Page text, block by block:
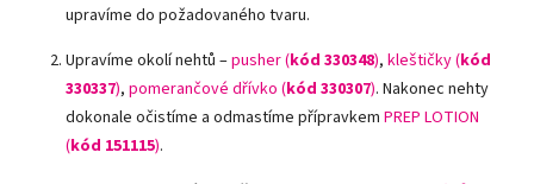
upravíme do požadovaného tvaru.
Upravíme okolí nehtů –pusher (kód 330348), kleštičky (kód
330337), pomerančové dřívko (kód 330307). Nakonec nehty
dokonale očistíme a odmastíme přípravkem PREP LOTION
(kód 151115).